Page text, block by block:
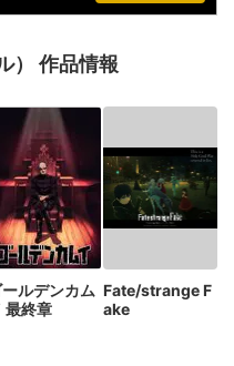
） 作品情報
ールデンカム
最終章
Fate/strange F
ake